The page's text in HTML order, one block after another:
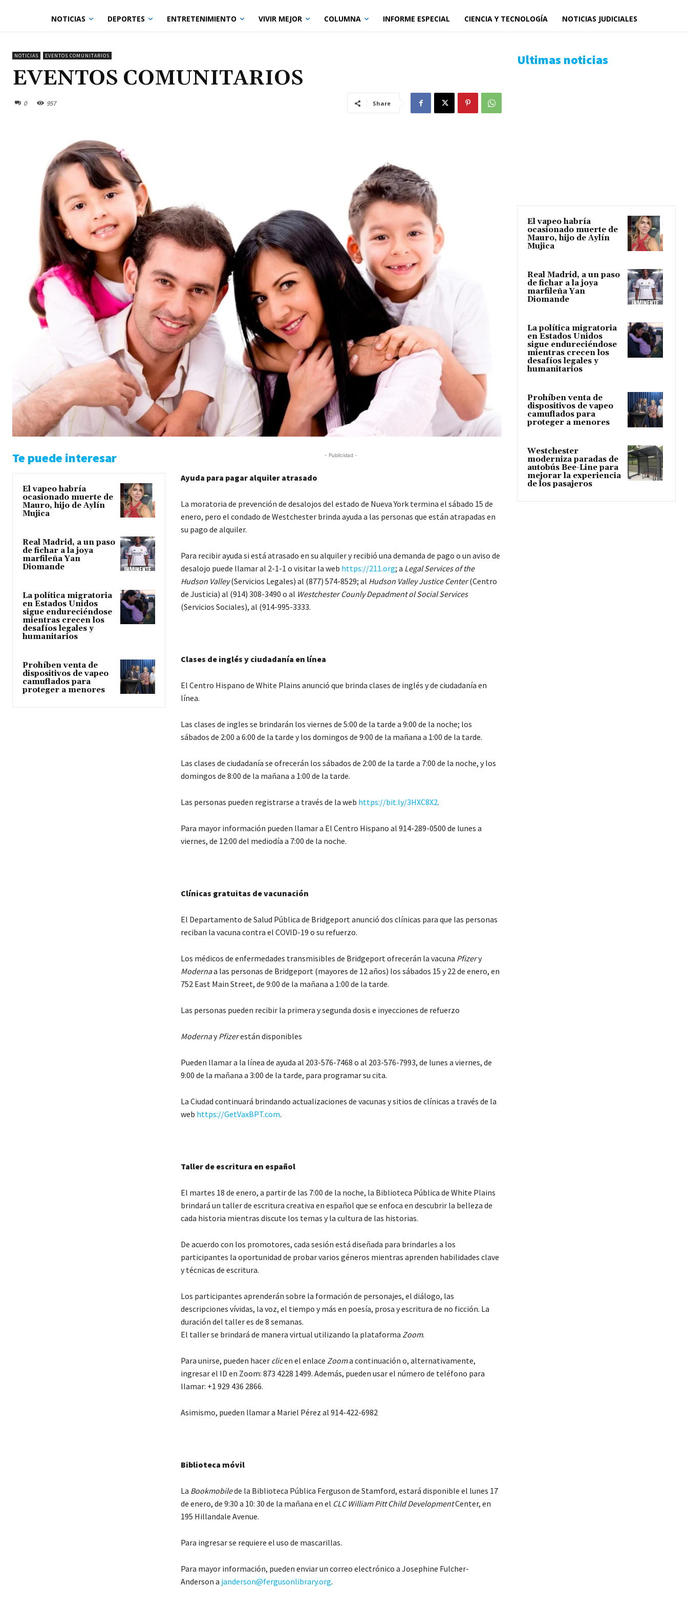
NOTICIAS DEPORTES ENTRETENIMIENTO VIVIR MEJOR COLUMNA INFORME ESPECIAL CIENCIA Y TECNOLOGÍA NOTICIAS JUDICIALES
NOTICIAS EVENTOS COMUNITARIOS
EVENTOS COMUNITARIOS
0 957 Share
Te puede interesar
El vapeo habría
ocasionado muerte de
Mauro, hijo de Aylín
Mujica
Real Madrid, a un paso
de fichar a la joya
marfileña Yan
Diomande
La política migratoria
en Estados Unidos
sigue endureciéndose
mientras crecen los
desafíos legales y
humanitarios
Prohíben venta de
dispositivos de vapeo
camuflados para
proteger a menores
- Publicidad -
Ayuda para pagar alquiler atrasado
La moratoria de prevención de desalojos del estado de Nueva York termina el sábado 15 de
enero, pero el condado de Westchester brinda ayuda a las personas que están atrapadas en
su pago de alquiler.
Para recibir ayuda si está atrasado en su alquiler y recibió una demanda de pago o un aviso de
desalojo puede llamar al 2-1-1 o visitar la web https://211.org; a Legal Services of the
Hudson Valley(Servicios Legales) al (877) 574-8529; al Hudson Valley Justice Center(Centro
de Justicia) al (914) 308-3490 o al Westchester Counly Depadment ol Social Services
(Servicios Sociales), al (914-995-3333.
Clases de inglés y ciudadanía en línea
El Centro Hispano de White Plains anunció que brinda clases de inglés y de ciudadanía en
línea.
Las clases de ingles se brindarán los viernes de 5:00 de la tarde a 9:00 de la noche; los
sábados de 2:00 a 6:00 de la tarde y los domingos de 9:00 de la mañana a 1:00 de la tarde.
Las clases de ciudadanía se ofrecerán los sábados de 2:00 de la tarde a 7:00 de la noche, y los
domingos de 8:00 de la mañana a 1:00 de la tarde.
Las personas pueden registrarse a través de la web https://bit.ly/3HXC8X2.
Para mayor información pueden llamar a El Centro Hispano al 914-289-0500 de lunes a
viernes, de 12:00 del mediodía a 7:00 de la noche.
Clínicas gratuitas de vacunación
El Departamento de Salud Pública de Bridgeport anunció dos clínicas para que las personas
reciban la vacuna contra el COVID-19 o su refuerzo.
Los médicos de enfermedades transmisibles de Bridgeport ofrecerán la vacuna Pfizery
Modernaa las personas de Bridgeport (mayores de 12 años) los sábados 15 y 22 de enero, en
752 East Main Street, de 9:00 de la mañana a 1:00 de la tarde.
Las personas pueden recibir la primera y segunda dosis e inyecciones de refuerzo
ModernayPfizerestán disponibles
Pueden llamar a la línea de ayuda al 203-576-7468 o al 203-576-7993, de lunes a viernes, de
9:00 de la mañana a 3:00 de la tarde, para programar su cita.
La Ciudad continuará brindando actualizaciones de vacunas y sitios de clínicas a través de la
web https://GetVaxBPT.com.
Taller de escritura en español
El martes 18 de enero, a partir de las 7:00 de la noche, la Biblioteca Pública de White Plains
brindará un taller de escritura creativa en español que se enfoca en descubrir la belleza de
cada historia mientras discute los temas y la cultura de las historias.
De acuerdo con los promotores, cada sesión está diseñada para brindarles a los
participantes la oportunidad de probar varios géneros mientras aprenden habilidades clave
y técnicas de escritura.
Los participantes aprenderán sobre la formación de personajes, el diálogo, las
descripciones vívidas, la voz, el tiempo y más en poesía, prosa y escritura de no ficción. La
duración del taller es de 8 semanas.
El taller se brindará de manera virtual utilizando la plataforma Zoom.
Para unirse, pueden hacer clicen el enlace Zooma continuación o, alternativamente,
ingresar el ID en Zoom: 873 4228 1499. Además, pueden usar el número de teléfono para
llamar: +1 929 436 2866.
Asimismo, pueden llamar a Mariel Pérez al 914-422-6982
Biblioteca móvil
La Bookmobilede la Biblioteca Pública Ferguson de Stamford, estará disponible el lunes 17
de enero, de 9:30 a 10: 30 de la mañana en el CLC William Pitt Child DevelopmentCenter, en
195 Hillandale Avenue.
Para ingresar se requiere el uso de mascarillas.
Para mayor información, pueden enviar un correo electrónico a Josephine Fulcher-
Anderson a janderson@fergusonlibrary.org.
Ultimas noticias
El vapeo habría
ocasionado muerte de
Mauro, hijo de Aylín
Mujica
Real Madrid, a un paso
de fichar a la joya
marfileña Yan
Diomande
La política migratoria
en Estados Unidos
sigue endureciéndose
mientras crecen los
desafíos legales y
humanitarios
Prohíben venta de
dispositivos de vapeo
camuflados para
proteger a menores
Westchester
moderniza paradas de
autobús Bee-Line para
mejorar la experiencia
de los pasajeros